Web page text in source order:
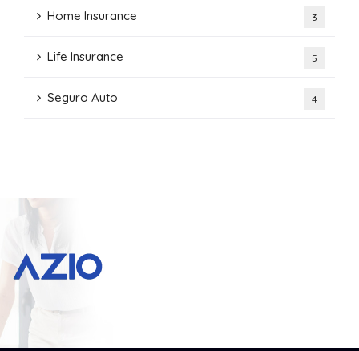
Home Insurance 3
Life Insurance 5
Seguro Auto 4